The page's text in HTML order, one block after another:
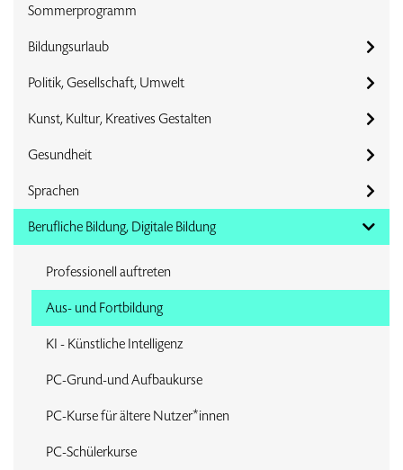
Sommerprogramm
Bildungsurlaub
Politik, Gesellschaft, Umwelt
Kunst, Kultur, Kreatives Gestalten
Gesundheit
Sprachen
Berufliche Bildung, Digitale Bildung
Professionell auftreten
Aus- und Fortbildung
KI - Künstliche Intelligenz
PC-Grund-und Aufbaukurse
PC-Kurse für ältere Nutzer*innen
PC-Schülerkurse